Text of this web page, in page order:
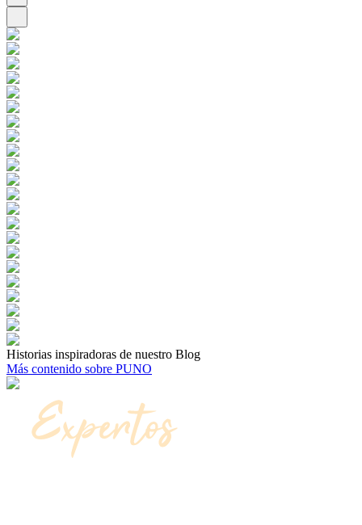
Historias inspiradoras de nuestro Blog
Más contenido sobre PUNO